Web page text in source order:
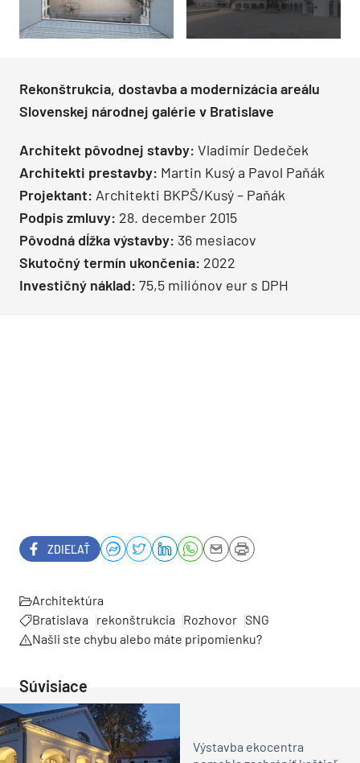
Rekonštrukcia, dostavba a modernizácia areálu
Slovenskej národnej galérie v Bratislave
Architekt pôvodnej stavby: Vladimír Dedeček
Architekti prestavby: Martin Kusý a Pavol Paňák
Projektant: Architekti BKPŠ/Kusý – Paňák
Podpis zmluvy: 28. december 2015
Pôvodná dĺžka výstavby: 36 mesiacov
Skutočný termín ukončenia: 2022
Investičný náklad: 75,5 miliónov eur s DPH
ZDIEĽAŤ
Architektúra
Bratislava
rekonštrukcia Rozhovor SNG
Našli ste chybu alebo máte pripomienku?
Súvisiace
Výstavba ekocentra